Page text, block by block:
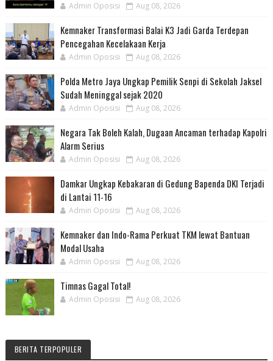
Admin Oposisi Aug 08, 2026
Kemnaker Transformasi Balai K3 Jadi Garda Terdepan
Pencegahan Kecelakaan Kerja
Admin Oposisi Aug 08, 2026
Polda Metro Jaya Ungkap Pemilik Senpi di Sekolah Jaksel
Sudah Meninggal sejak 2020
Admin Oposisi Aug 08, 2026
Negara Tak Boleh Kalah, Dugaan Ancaman terhadap Kapolri
Alarm Serius
Admin Oposisi Aug 08, 2026
Damkar Ungkap Kebakaran di Gedung Bapenda DKI Terjadi
di Lantai 11-16
Admin Oposisi Aug 08, 2026
Kemnaker dan Indo-Rama Perkuat TKM lewat Bantuan
Modal Usaha
Admin Oposisi Aug 08, 2026
Timnas Gagal Total!
Admin Oposisi Aug 08, 2026
BERITA TERPOPULER